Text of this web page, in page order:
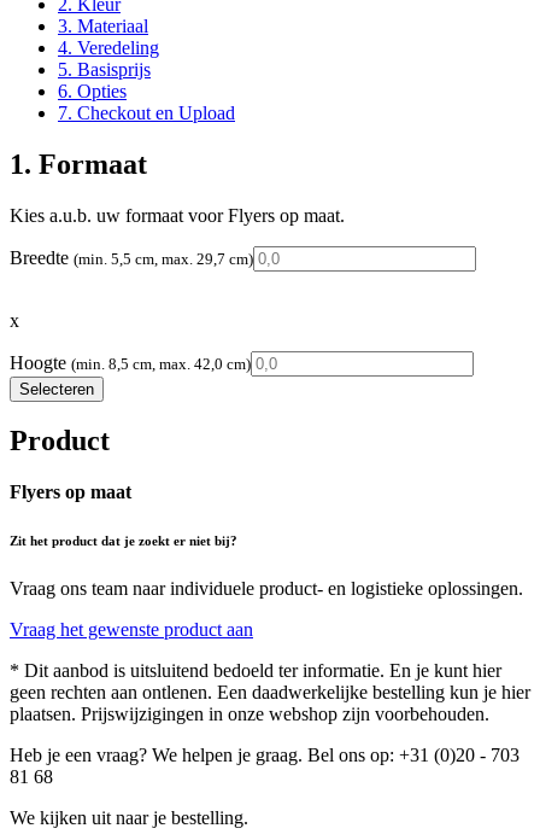
3. Materiaal
4. Veredeling
5. Basisprijs
6. Opties
7. Checkout en Upload
1. Formaat
Kies a.u.b. uw formaat voor Flyers op maat.
Breedte (min. 5,5 cm, max. 29,7 cm)
x
Hoogte (min. 8,5 cm, max. 42,0 cm)
Selecteren
Product
Flyers op maat
Zit het product dat je zoekt er niet bij?
Vraag ons team naar individuele product- en logistieke oplossingen.
Vraag het gewenste product aan
* Dit aanbod is uitsluitend bedoeld ter informatie. En je kunt hier
geen rechten aan ontlenen. Een daadwerkelijke bestelling kun je hier
plaatsen. Prijswijzigingen in onze webshop zijn voorbehouden.
Heb je een vraag? We helpen je graag. Bel ons op: +31 (0)20 - 703
81 68
We kijken uit naar je bestelling.